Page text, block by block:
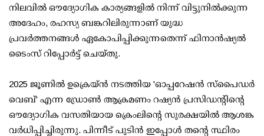
നിലവില്‍ ഔദ്യോഗിക കാര്യങ്ങളില്‍ നിന്ന് വിട്ടുനില്‍ക്കുന്ന
അദേഹം, രഹസ്യ ബങ്കറിലിരുന്നാണ് യുദ്ധ
പ്രവര്‍ത്തനങ്ങള്‍ ഏകോപിപ്പിക്കുന്നതെന്ന് ഫിനാന്‍ഷ്യല്‍
ടൈംസ് റിപ്പോര്‍ട്ട് ചെയ്തു.
2025 ജൂണില്‍ ഉക്രെയ്ന്‍ നടത്തിയ 'ഓപ്പറേഷന്‍ സ്‌പൈഡര്‍
വെബ്' എന്ന ഡ്രോണ്‍ ആക്രമണം റഷ്യന്‍ പ്രസിഡന്റിന്റെ
ഔദ്യോഗിക വസതിയായ ക്രെംലിന്റെ സുരക്ഷയില്‍ ആശങ്ക
വര്‍ധിപ്പിച്ചിരുന്നു. പിന്നീട് പുടിന്‍ ഇപ്പോള്‍ തന്റെ സ്ഥിരം